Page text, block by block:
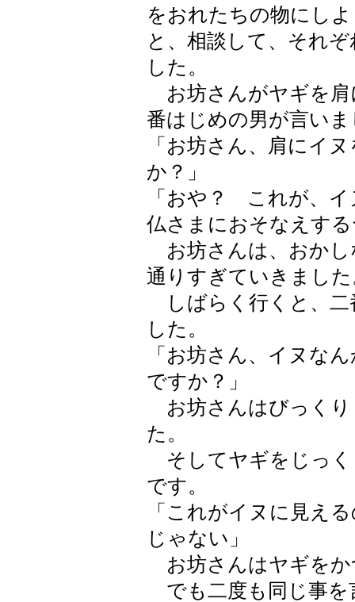
をおれたちの物にし
と、相談して、それ
した。
お坊さんがヤギを肩
番はじめの男が言い
「お坊さん、肩にイ
か？」
「おや？ これが、
仏さまにおそなえす
お坊さんは、おかし
通りすぎていきまし
しばらく行くと、二
した。
「お坊さん、イヌな
ですか？」
お坊さんはびっくり
た。
そしてヤギをじっく
です。
「これがイヌに見え
じゃない」
お坊さんはヤギをか
でも二度も同じ事を